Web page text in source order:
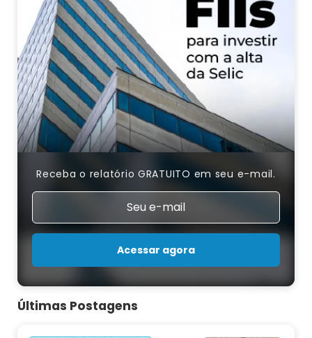
Receba o relatório GRATUITO em seu e-mail.
Acessar agora
Últimas Postagens